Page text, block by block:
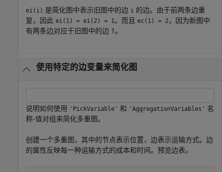
ei(i) 是简化图中表示旧图中的边 i 的边。由于前两条边重
复，因此 ei(1) = ei(2) = 1。而且 ec(1) = 2 ，因为新图中
有两条边对应于旧图中的边 1。
使用特定的边变量来简化图
说明如何使用 'PickVariable' 和 'AggregationVariables' 名
称-值对组来简化多重图。
创建一个多重图，其中的节点表示位置，边表示运输方式。边
的属性反映每一种运输方式的成本和时间。预览边表。